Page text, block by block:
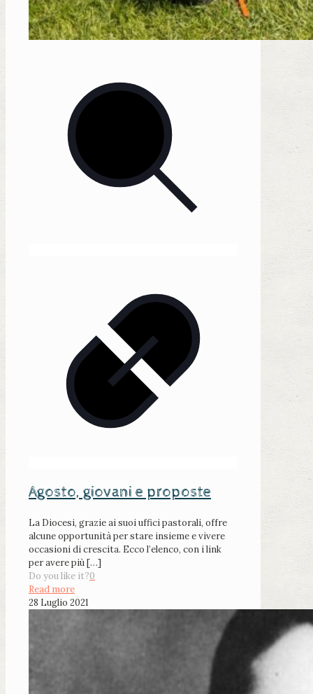
Agosto, giovani e proposte
La Diocesi, grazie ai suoi uffici pastorali, offre
alcune opportunità per stare insieme e vivere
occasioni di crescita. Ecco l’elenco, con i link
per avere più[…]
Do you like it?0
Read more
28 Luglio 2021